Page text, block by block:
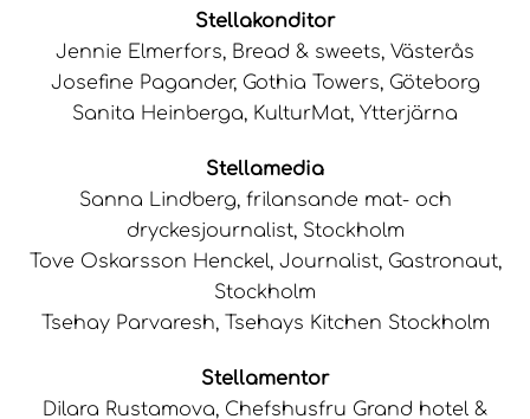
Stellakonditor
Jennie Elmerfors, Bread & sweets, Västerås
Josefine Pagander, Gothia Towers, Göteborg
Sanita Heinberga, KulturMat, Ytterjärna
Stellamedia
Sanna Lindberg, frilansande mat- och
dryckesjournalist, Stockholm
Tove Oskarsson Henckel, Journalist, Gastronaut,
Stockholm
Tsehay Parvaresh, Tsehays Kitchen Stockholm
Stellamentor
Dilara Rustamova, Chefshusfru Grand hotel &